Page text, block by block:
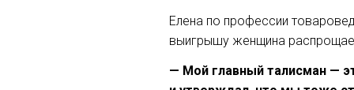
Елена по профессии
выигрышу женщина
— Мой главный талисман —